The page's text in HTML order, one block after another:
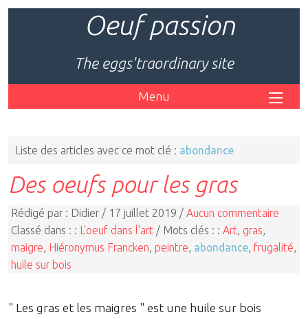
Oeuf passion
The eggs'traordinary site
Menu
Liste des articles avec ce mot clé : abondance
Des oeufs pour les gras
Rédigé par : Didier / 17 juillet 2019 / Aucun commentaire
Classé dans : : L'oeuf dans l'art / Mots clés : : Art gras
maigre Hiéronymus Francken peintre abondance frugalité
huile sur bois
" Les gras et les maigres " est une huile sur bois